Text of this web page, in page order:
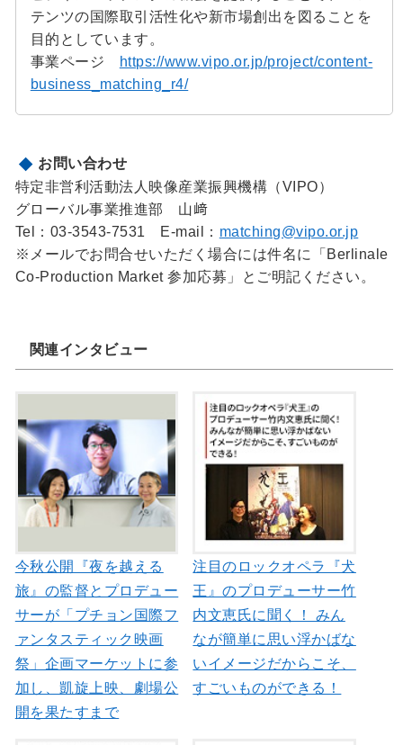
テンツの国際取引活性化や新市場創出を図ることを
目的としています。
事業ページ
https://www.vipo.or.jp/project/content-
business_matching_r4/
お問い合わせ
特定非営利活動法人映像産業振興機構（VIPO）
グローバル事業推進部 山﨑
Tel：03-3543-7531 E-mail： matching@vipo.or.jp
※メールでお問合せいただく場合には件名に「Berlinale
Co-Production Market 参加応募」とご明記ください。
関連インタビュー
今秋公開『夜を越える
旅』の監督とプロデュー
サーが「プチョン国際フ
ァンタスティック映画
祭」企画マーケットに参
加し、凱旋上映、劇場公
開を果たすまで
注目のロックオペラ『犬
王』のプロデューサー竹
内文恵氏に聞く！ みん
なが簡単に思い浮かばな
いイメージだからこそ、
すごいものができる！